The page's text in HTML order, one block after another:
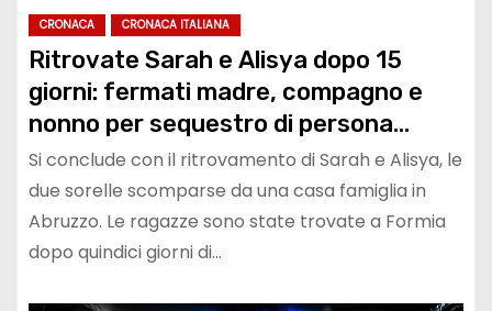
CRONACA CRONACA ITALIANA
Ritrovate Sarah e Alisya dopo 15
giorni: fermati madre, compagno e
nonno per sequestro di persona
aggravato
Si conclude con il ritrovamento di Sarah e Alisya, le
due sorelle scomparse da una casa famiglia in
Abruzzo. Le ragazze sono state trovate a Formia
dopo quindici giorni di…